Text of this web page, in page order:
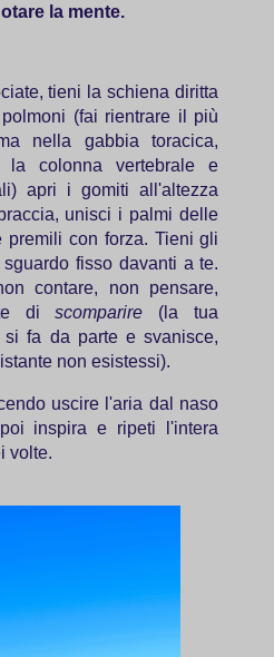
la mente.
tieni la schiena diritta
(fai rientrare il più
nella gabbia toracica,
la colonna vertebrale e
apri i gomiti all'altezza
unisci i palmi delle
premili con forza. Tieni gli
fisso davanti a te.
contare, non pensare,
discomparire (la tua
si fa da parte e svanisce,
non esistessi).
uscire l'aria dal naso
inspira e ripeti l'intera
volte.